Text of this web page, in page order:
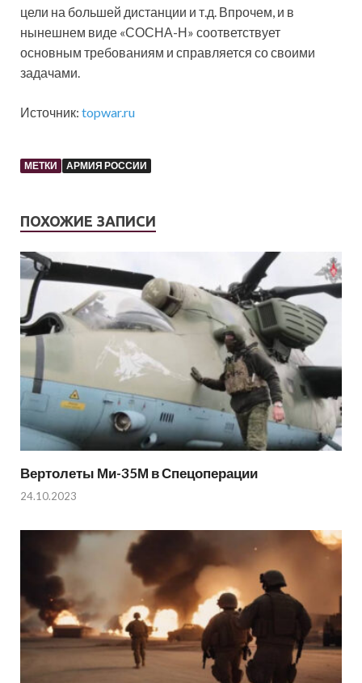
цели на большей дистанции и т.д. Впрочем, и в
нынешнем виде «СОСНА-Н» соответствует
основным требованиям и справляется со своими
задачами.
Источник: topwar.ru
МЕТКИ АРМИЯ РОССИИ
ПОХОЖИЕ ЗАПИСИ
Вертолеты Ми-35М в Спецоперации
24.10.2023